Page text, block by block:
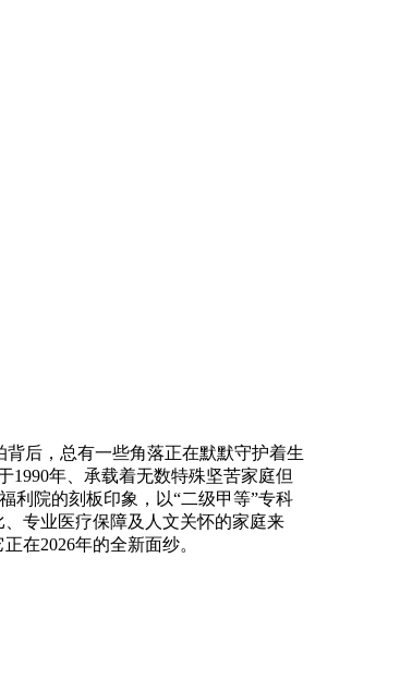
后，总有一些角落正在默默守护着生
1990年、承载着无数特殊坚苦家庭但
利院的刻板印象，以“二级甲等”专科
专业医疗保障及人文关怀的家庭来
在2026年的全新面纱。